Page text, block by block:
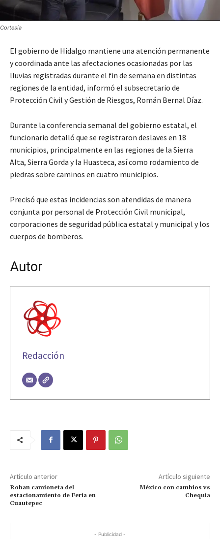
Cortesía
El gobierno de Hidalgo mantiene una atención permanente
y coordinada ante las afectaciones ocasionadas por las
lluvias registradas durante el fin de semana en distintas
regiones de la entidad, informó el subsecretario de
Protección Civil y Gestión de Riesgos, Román Bernal Díaz.
Durante la conferencia semanal del gobierno estatal, el
funcionario detalló que se registraron deslaves en 18
municipios, principalmente en las regiones de la Sierra
Alta, Sierra Gorda y la Huasteca, así como rodamiento de
piedras sobre caminos en cuatro municipios.
Precisó que estas incidencias son atendidas de manera
conjunta por personal de Protección Civil municipal,
corporaciones de seguridad pública estatal y municipal y los
cuerpos de bomberos.
Autor
Redacción
Artículo anterior
Roban camioneta del
estacionamiento de Feria en
Cuautepec
Artículo siguiente
México con cambios vs
Chequia
- Publicidad -